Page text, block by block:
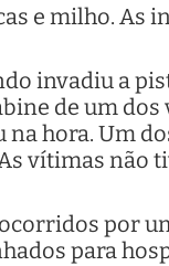
e milho. As
invadiu a
de um dos
hora. Um
vítimas não
por
para